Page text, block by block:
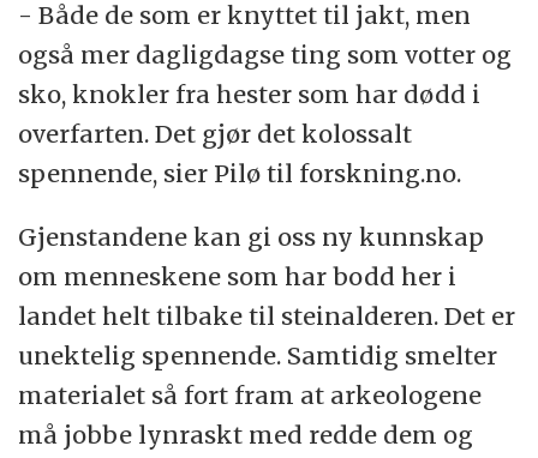
- Både de som er knyttet til jakt, men
også mer dagligdagse ting som votter og
sko, knokler fra hester som har dødd i
overfarten. Det gjør det kolossalt
spennende, sier Pilø til forskning.no.
Gjenstandene kan gi oss ny kunnskap
om menneskene som har bodd her i
landet helt tilbake til steinalderen. Det er
unektelig spennende. Samtidig smelter
materialet så fort fram at arkeologene
må jobbe lynraskt med redde dem og